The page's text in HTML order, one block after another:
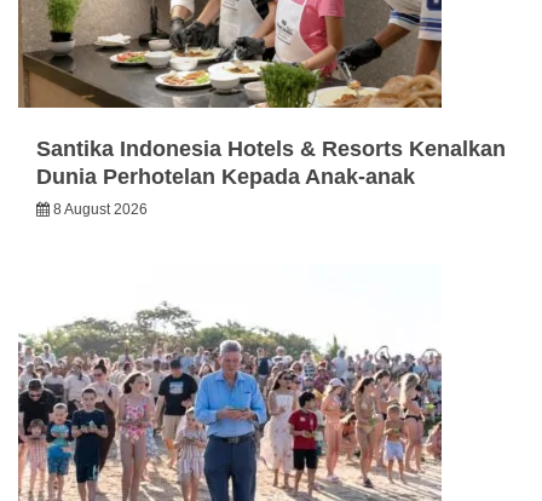
Santika Indonesia Hotels & Resorts Kenalkan
Dunia Perhotelan Kepada Anak-anak
8 August 2026